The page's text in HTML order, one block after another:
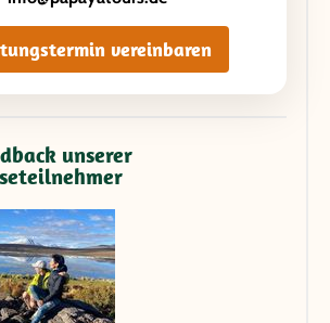
vereinbaren
unserer